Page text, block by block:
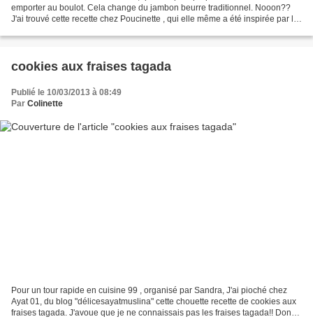
emporter au boulot. Cela change du jambon beurre traditionnel. Nooon??
J'ai trouvé cette recette chez Poucinette , qui elle même a été inspirée par le
cookies aux fraises tagada
Publié le 10/03/2013 à 08:49
Par Colinette
Pour un tour rapide en cuisine 99 , organisé par Sandra, J'ai pioché chez
Ayat 01, du blog "délicesayatmuslina" cette chouette recette de cookies aux
fraises tagada. J'avoue que je ne connaissais pas les fraises tagada!! Donc!!